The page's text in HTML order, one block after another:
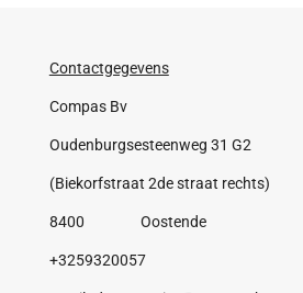
Contactgegevens
Compas Bv
Oudenburgsesteenweg 31 G2
(Biekorfstraat 2de straat rechts)
8400 Oostende
+3259320057